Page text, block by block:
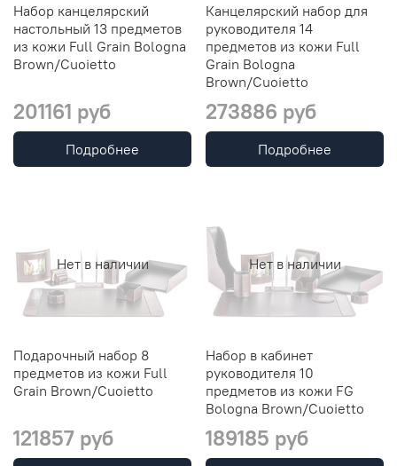
Набор канцелярский
настольный 13 предметов
из кожи Full Grain Bologna
Brown/Cuoietto
201161 руб
Подробнее
Канцелярский набор для
руководителя 14
предметов из кожи Full
Grain Bologna
Brown/Cuoietto
273886 руб
Подробнее
Нет в наличии
Подарочный набор 8
предметов из кожи Full
Grain Brown/Cuoietto
121857 руб
Нет в наличии
Набор в кабинет
руководителя 10
предметов из кожи FG
Bologna Brown/Cuoietto
189185 руб